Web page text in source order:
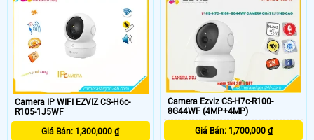
Camera IP WIFI EZVIZ CS-H6c-
R105-1J5WF
Giá Bán: 1,300,000 ₫
Camera Ezviz CS-H7c-R100-
8G44WF (4MP+4MP)
Giá Bán: 1,700,000 ₫